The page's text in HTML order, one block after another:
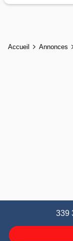
Accueil Annonces
339